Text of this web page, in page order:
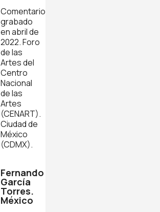
Comentario
grabado
en abril de
2022. Foro
de las
Artes del
Centro
Nacional
de las
Artes
(CENART).
Ciudad de
México
(CDMX).
Fernando
García
Torres.
México